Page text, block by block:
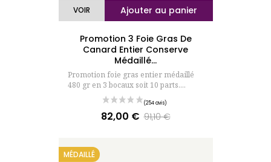
Ajouter au panier
VOIR
Promotion 3 Foie Gras De
Canard Entier Conserve
Médaillé...
Promotion foie gras entier médaillé
480 gr en 3 bocaux soit 10 parts....
Prix
82,00 € Prix
91,10 €
MÉDAILLÉ